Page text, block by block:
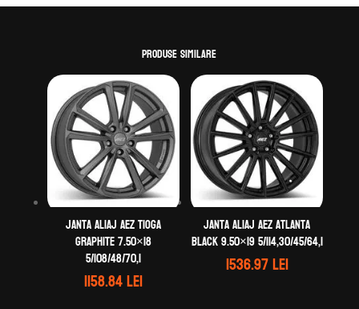
Produse similare
Janta aliaj AEZ Tioga
graphite 7.50×18
5/108/48/70,1
1158.84lei
Janta aliaj AEZ Atlanta
black 9.50×19 5/114,30/45/64,1
1536.97lei